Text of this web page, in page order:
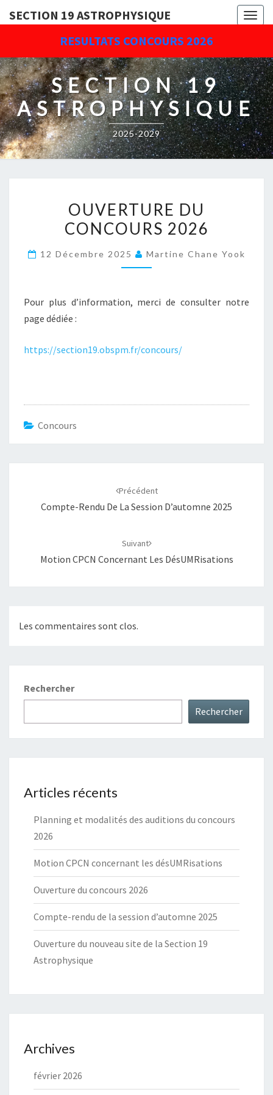
RESULTATS CONCOURS 2026
SECTION 19 ASTROPHYSIQUE
SECTION 19
ASTROPHYSIQUE
2025-2029
DU
CONCOURS
OUVERTURE DU
CONCOURS 2026
12 Décembre 2025 Martine Chane Yook
Pour plus d’information, merci de consulter notre
page dédiée :
https://section19.obspm.fr/concours/
Concours
Précédent
Compte-Rendu De La Session D’automne 2025
Suivant
Motion CPCN Concernant Les DésUMRisations
Les commentaires sont clos.
Rechercher
Rechercher
Articles récents
Planning et modalités des auditions du concours
2026
Motion CPCN concernant les désUMRisations
Ouverture du concours 2026
Compte-rendu de la session d’automne 2025
Ouverture du nouveau site de la Section 19
Astrophysique
Archives
février 2026